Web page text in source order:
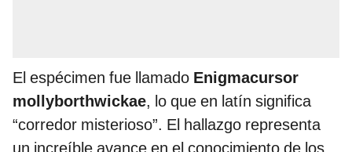
El espécimen fue llamado Enigmacursor
mollyborthwickae, lo que en latín significa
“corredor misterioso”. El hallazgo representa
un increíble avance en el conocimiento de los